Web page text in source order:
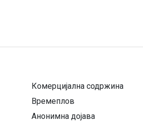
Комерцијална содржина
Времеплов
Анонимна дојава